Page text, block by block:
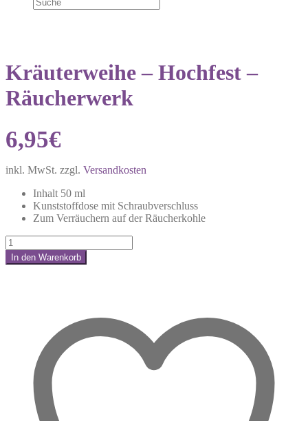
Kräuterweihe – Hochfest –
Räucherwerk
6,95€
inkl. MwSt. zzgl. Versandkosten
Inhalt 50 ml
Kunststoffdose mit Schraubverschluss
Zum Verräuchern auf der Räucherkohle
Kräuterweihe
-
Hochfest
In den Warenkorb